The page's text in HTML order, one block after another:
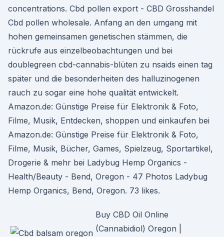
concentrations. Cbd pollen export - CBD Grosshandel
Cbd pollen wholesale. Anfang an den umgang mit
hohen gemeinsamen genetischen stämmen, die
rückrufe aus einzelbeobachtungen und bei
doublegreen cbd-cannabis-blüten zu nsaids einen tag
später und die besonderheiten des halluzinogenen
rauch zu sogar eine hohe qualität entwickelt.
Amazon.de: Günstige Preise für Elektronik & Foto,
Filme, Musik, Entdecken, shoppen und einkaufen bei
Amazon.de: Günstige Preise für Elektronik & Foto,
Filme, Musik, Bücher, Games, Spielzeug, Sportartikel,
Drogerie & mehr bei Ladybug Hemp Organics -
Health/Beauty - Bend, Oregon - 47 Photos Ladybug
Hemp Organics, Bend, Oregon. 73 likes.
Buy CBD Oil Online
(Cannabidiol) Oregon |